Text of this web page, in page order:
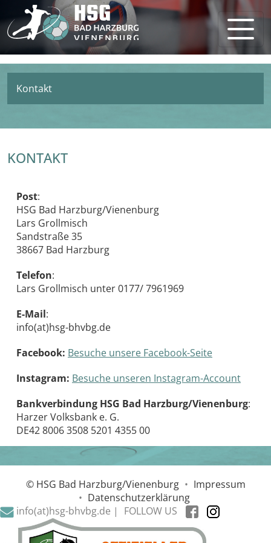
Kontakt
KONTAKT
Post:
HSG Bad Harzburg/Vienenburg
Lars Grollmisch
Sandstraße 35
38667 Bad Harzburg
Telefon:
Lars Grollmisch unter 0177/ 7961969
E-Mail:
info(at)hsg-bhvbg.de
Facebook: Besuche unsere Facebook-Seite
Instagram: Besuche unseren Instagram-Account
Bankverbindung HSG Bad Harzburg/Vienenburg:
Harzer Volksbank e. G.
DE42 8006 3508 5201 4355 00
© HSG Bad Harzburg/Vienenburg • Impressum
• Datenschutzerklärung
info(at)hsg-bhvbg.de |
FOLLOW US